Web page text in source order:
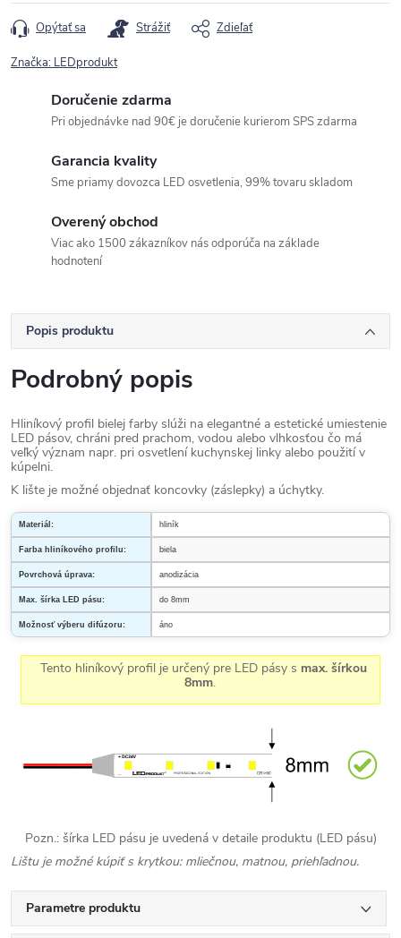
Opýtať sa Strážiť Zdieľať
Značka: LEDprodukt
Doručenie zdarma
Pri objednávke nad 90€ je doručenie kurierom SPS zdarma
Garancia kvality
Sme priamy dovozca LED osvetlenia, 99% tovaru skladom
Overený obchod
Viac ako 1500 zákazníkov nás odporúča na základe
hodnotení
Popis produktu
Podrobný popis
Hliníkový profil bielej farby slúži na elegantné a estetické umiestenie
LED pásov, chráni pred prachom, vodou alebo vlhkosťou čo má
veľký význam napr. pri osvetlení kuchynskej linky alebo použití v
kúpelni.
K lište je možné objednať koncovky (záslepky) a úchytky.
Materiál: hliník
Farba hliníkového profilu: biela
Povrchová úprava: anodizácia
Max. šírka LED pásu: do 8mm
Možnosť výberu difúzoru: áno
Tento hliníkový profil je určený pre LED pásy s max. šírkou
8mm.
Pozn.: šírka LED pásu je uvedená v detaile produktu (LED pásu)
Lištu je možné kúpiť s krytkou: mliečnou, matnou, priehľadnou.
Parametre produktu